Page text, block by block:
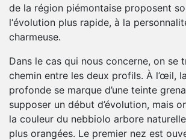
de la région piémontaise proposent
l‘évolution plus rapide, à la
charmeuse.
Dans le cas qui nous concerne, on se
chemin entre les deux profils. À l’œil,
profonde se marque d’une teinte
supposer un début d’évolution, mais
la couleur du nebbiolo arbore
plus orangées. Le premier nez est